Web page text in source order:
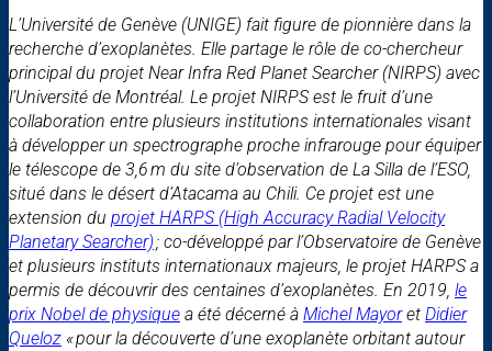
L’Université de Genève (UNIGE) fait figure de pionnière dans la
recherche d’exoplanètes. Elle partage le rôle de co-chercheur
principal du projet Near Infra Red Planet Searcher (NIRPS) avec
l’Université de Montréal. Le projet NIRPS est le fruit d’une
collaboration entre plusieurs institutions internationales visant
à développer un spectrographe proche infrarouge pour équiper
le télescope de 3,6 m du site d’observation de La Silla de l’ESO,
situé dans le désert d’Atacama au Chili. Ce projet est une
extension du projet HARPS (High Accuracy Radial Velocity
Planetary Searcher); co-développé par l’Observatoire de Genève
et plusieurs instituts internationaux majeurs, le projet HARPS a
permis de découvrir des centaines d’exoplanètes. En 2019, le
prix Nobel de physique a été décerné à Michel Mayoret Didier
Queloz « pour la découverte d’une exoplanète orbitant autour